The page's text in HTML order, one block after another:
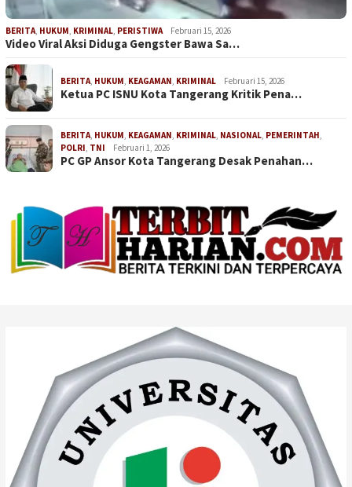
BERITA, HUKUM, KRIMINAL, PERISTIWA Februari 15, 2026
Video Viral Aksi Diduga Gengster Bawa Sa…
BERITA, HUKUM, KEAGAMAN, KRIMINAL Februari 15, 2026
Ketua PC ISNU Kota Tangerang Kritik Pena…
BERITA, HUKUM, KEAGAMAN, KRIMINAL, NASIONAL, PEMERINTAH,
POLRI, TNI Februari 1, 2026
PC GP Ansor Kota Tangerang Desak Penahan…